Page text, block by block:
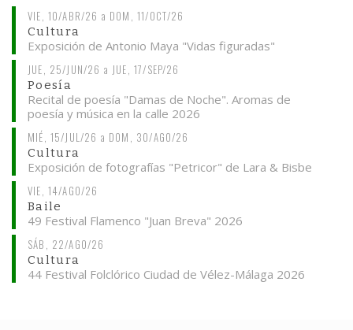
VIE, 10/ABR/26 a DOM, 11/OCT/26
Cultura
Exposición de Antonio Maya "Vidas figuradas"
JUE, 25/JUN/26 a JUE, 17/SEP/26
Poesía
Recital de poesía "Damas de Noche". Aromas de
poesía y música en la calle 2026
MIÉ, 15/JUL/26 a DOM, 30/AGO/26
Cultura
Exposición de fotografías "Petricor" de Lara & Bisbe
VIE, 14/AGO/26
Baile
49 Festival Flamenco "Juan Breva" 2026
SÁB, 22/AGO/26
Cultura
44 Festival Folclórico Ciudad de Vélez-Málaga 2026